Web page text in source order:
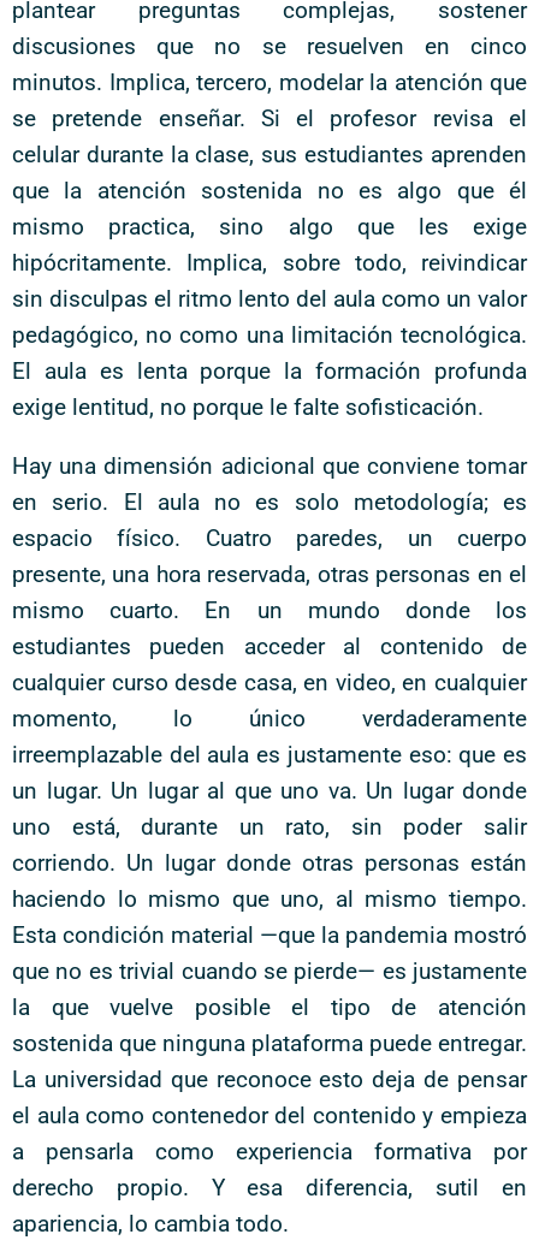
plantear preguntas complejas, sostener
discusiones que no se resuelven en cinco
minutos. Implica, tercero, modelar la atención que
se pretende enseñar. Si el profesor revisa el
celular durante la clase, sus estudiantes aprenden
que la atención sostenida no es algo que él
mismo practica, sino algo que les exige
hipócritamente. Implica, sobre todo, reivindicar
sin disculpas el ritmo lento del aula como un valor
pedagógico, no como una limitación tecnológica.
El aula es lenta porque la formación profunda
exige lentitud, no porque le falte sofisticación.
Hay una dimensión adicional que conviene tomar
en serio. El aula no es solo metodología; es
espacio físico. Cuatro paredes, un cuerpo
presente, una hora reservada, otras personas en el
mismo cuarto. En un mundo donde los
estudiantes pueden acceder al contenido de
cualquier curso desde casa, en video, en cualquier
momento, lo único verdaderamente
irreemplazable del aula es justamente eso: que es
un lugar. Un lugar al que uno va. Un lugar donde
uno está, durante un rato, sin poder salir
corriendo. Un lugar donde otras personas están
haciendo lo mismo que uno, al mismo tiempo.
Esta condición material —que la pandemia mostró
que no es trivial cuando se pierde— es justamente
la que vuelve posible el tipo de atención
sostenida que ninguna plataforma puede entregar.
La universidad que reconoce esto deja de pensar
el aula como contenedor del contenido y empieza
a pensarla como experiencia formativa por
derecho propio. Y esa diferencia, sutil en
apariencia, lo cambia todo.